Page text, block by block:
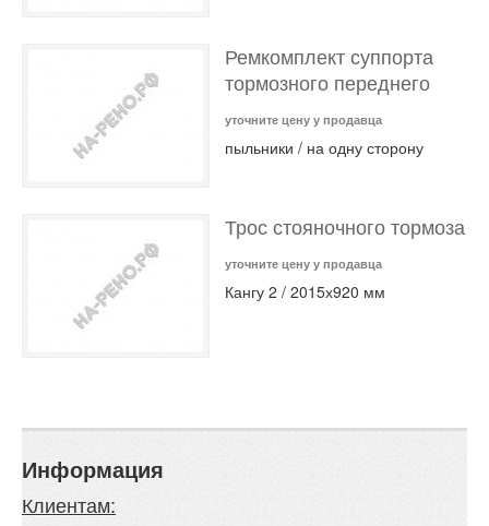
Ремкомплект суппорта
тормозного переднего
уточните цену у продавца
пыльники / на одну сторону
Трос стояночного тормоза
уточните цену у продавца
Кангу 2 / 2015х920 мм
Информация
Клиентам: